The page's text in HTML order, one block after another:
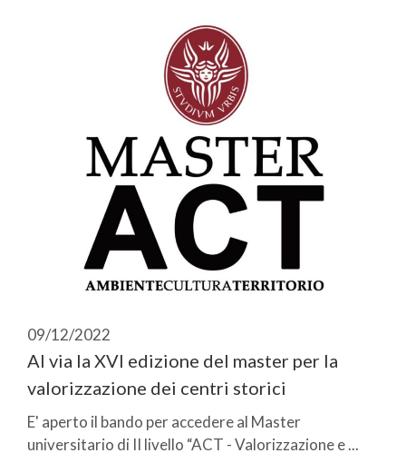
09/12/2022
Al via la XVI edizione del master per la
valorizzazione dei centri storici
E' aperto il bando per accedere al Master
universitario di II livello “ACT - Valorizzazione e ...